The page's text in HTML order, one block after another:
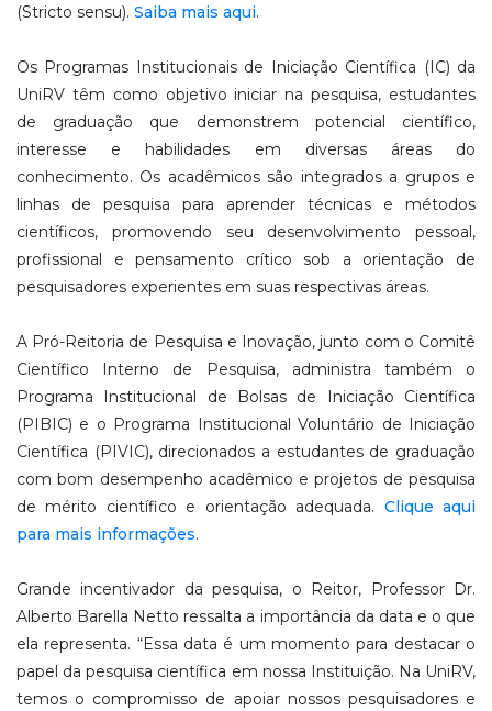
(Stricto sensu). Saiba mais aqui.
Os Programas Institucionais de Iniciação Científica (IC) da
UniRV têm como objetivo iniciar na pesquisa, estudantes
de graduação que demonstrem potencial científico,
interesse e habilidades em diversas áreas do
conhecimento. Os acadêmicos são integrados a grupos e
linhas de pesquisa para aprender técnicas e métodos
científicos, promovendo seu desenvolvimento pessoal,
profissional e pensamento crítico sob a orientação de
pesquisadores experientes em suas respectivas áreas.
A Pró-Reitoria de Pesquisa e Inovação, junto com o Comitê
Científico Interno de Pesquisa, administra também o
Programa Institucional de Bolsas de Iniciação Científica
(PIBIC) e o Programa Institucional Voluntário de Iniciação
Científica (PIVIC), direcionados a estudantes de graduação
com bom desempenho acadêmico e projetos de pesquisa
de mérito científico e orientação adequada. Clique aqui
para mais informações.
Grande incentivador da pesquisa, o Reitor, Professor Dr.
Alberto Barella Netto ressalta a importância da data e o que
ela representa. “Essa data é um momento para destacar o
papel da pesquisa científica em nossa Instituição. Na UniRV,
temos o compromisso de apoiar nossos pesquisadores e